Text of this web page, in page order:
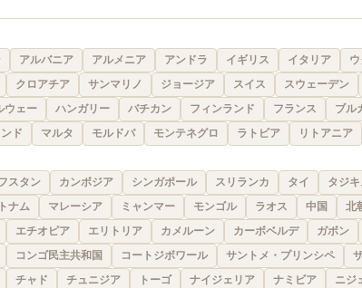
アルバニア アルメニア アンドラ イギリス イタリア
クロアチア サンマリノ ジョージア スイス スウェーデン
ウェー ハンガリー バチカン フィンランド フランス ブル
ド マルタ モルドバ モンテネグロ ラトビア リトアニア
スタン カンボジア シンガポール スリランカ タイ タジ
ナム マレーシア ミャンマー モンゴル ラオス 中国 北
エチオピア エリトリア カメルーン カーボベルデ ガボン
コンゴ民主共和国 コートジボワール サントメ・プリンシペ
チャド チュニジア トーゴ ナイジェリア ナミビア ニジ